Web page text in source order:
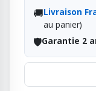
🚚Livraison
au panier)
🛡️Garantie 2